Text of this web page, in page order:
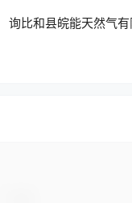
询比和县皖能天然气